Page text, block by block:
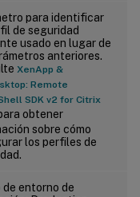
para identificar
de seguridad
usado en lugar de
anteriores.
XenApp &
Remote
SDK v2 for Citrix
obtener
sobre cómo
los perfiles de
de entorno de